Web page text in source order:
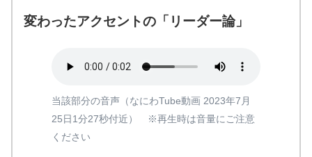
変わったアクセントの「リーダー論」
当該部分の音声（なにわTube動画 2023年7月
25日1分27秒付近） ※再生時は音量にご注意
ください